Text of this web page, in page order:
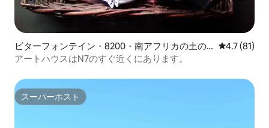
ビターフォンテイン・8200・南アフリカの土の
家
レビュー81
4.7 (81)
アートハウスはN7のすぐ近くにあります。
スーパーホスト
スーパーホスト